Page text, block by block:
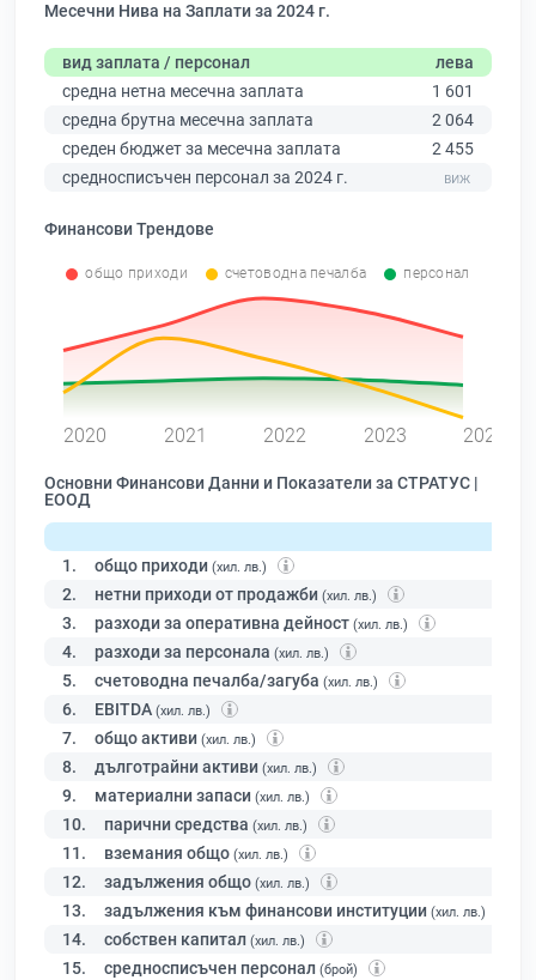
Месечни Нива на Заплати за 2024 г.
вид заплата / персонал
лева
средна нетна месечна заплата
1 601
средна брутна месечна заплата
2 064
среден бюджет за месечна заплата
2 455
средносписъчен персонал за 2024 г.
Финансови Трендове
общо приходи счетоводна печалба персонал
2020 2021 2022 2023 2024
Основни Финансови Данни и Показатели за СТРАТУС |
ЕООД
1. общо приходи (хил. лв.)
2. нетни приходи от продажби (хил. лв.)
3. разходи за оперативна дейност (хил. лв.)
4. разходи за персонала (хил. лв.)
5. счетоводна печалба/загуба (хил. лв.)
6. EBITDA (хил. лв.)
7. общо активи (хил. лв.)
8. дълготрайни активи (хил. лв.)
9. материални запаси (хил. лв.)
10. парични средства (хил. лв.)
11. вземания общо (хил. лв.)
12. задължения общо (хил. лв.)
13. задължения към финансови институции (хил. лв.)
14. собствен капитал (хил. лв.)
15. средносписъчен персонал (брой)